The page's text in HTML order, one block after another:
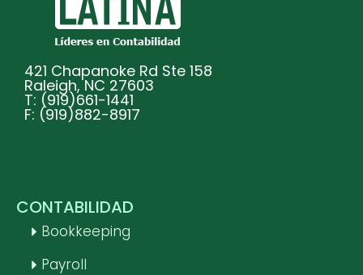
421 Chapanoke Rd Ste 158
Raleigh, NC 27603
T: (919)661-1441
F: (919)882-8917
CONTABILIDAD
Bookkeeping
Payroll